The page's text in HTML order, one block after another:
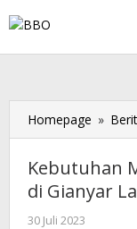
ke
Homepage »
Kebutuhan
di Gianyar
30 Juli 2023